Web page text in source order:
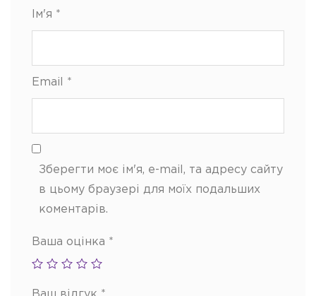
Ім'я *
Email *
Зберегти моє ім'я, e-mail, та адресу сайту
в цьому браузері для моїх подальших
коментарів.
Ваша оцінка *